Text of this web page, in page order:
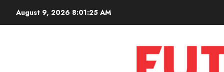
August 9, 2026 8:01:26 AM